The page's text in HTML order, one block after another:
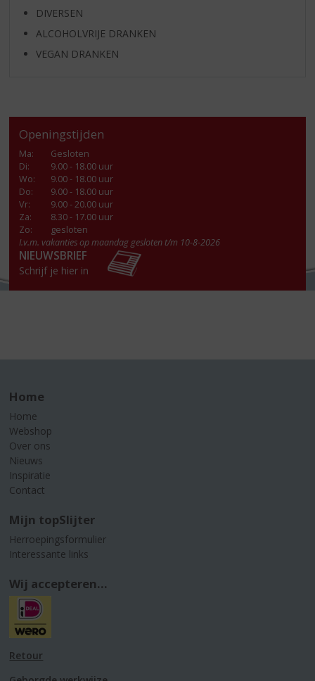
DIVERSEN
ALCOHOLVRIJE DRANKEN
VEGAN DRANKEN
Openingstijden
Ma:
Gesloten
Di:
9.00 - 18.00 uur
Wo:
9.00 - 18.00 uur
Do:
9.00 - 18.00 uur
Vr:
9.00 - 20.00 uur
Za:
8.30 - 17.00 uur
Zo:
gesloten
I.v.m. vakanties op maandag gesloten t/m 10-8-2026
NIEUWSBRIEF
Schrijf je hier in
Home
Home
Webshop
Over ons
Nieuws
Inspiratie
Contact
Mijn topSlijter
Herroepingsformulier
Interessante links
Wij accepteren...
Retour